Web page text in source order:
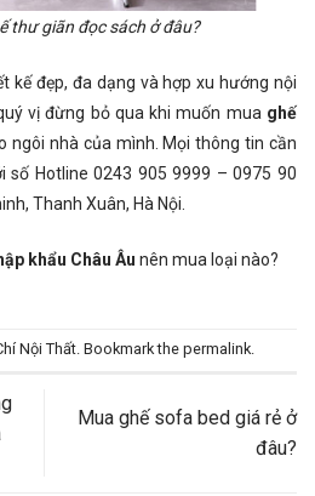
thư giãn đọc sách ở đâu?
kế đẹp, đa dạng và hợp xu hướng nội
vị đừng bỏ qua khi muốn mua ghế
ngôi nhà của mình. Mọi thông tin cần
số Hotline 0243 905 9999 – 0975 90
Thanh Xuân, Hà Nội.
khẩu Châu Âu nên mua loại nào?
Nội Thất . Bookmark the permalink
Mua ghế sofa bed giá rẻ ở
đâu?